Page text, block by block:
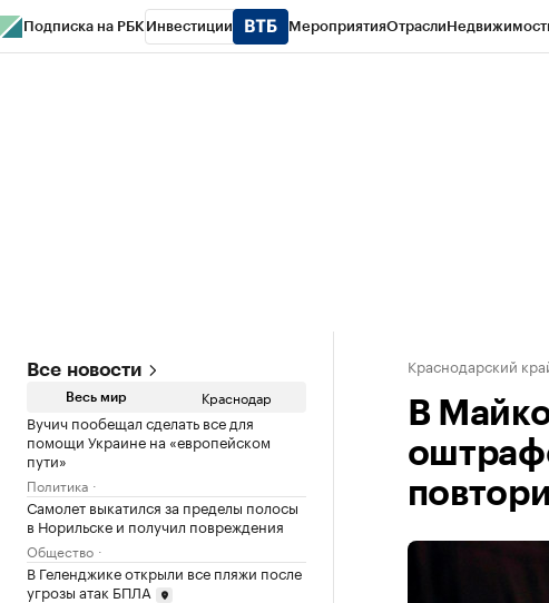
Подписка на РБК Инвестиции МероприятияОтрасли
Все новости
Весь мир Краснодар
Вучич пообещал сделать все для
помощи Украине на «европейском
пути»
Политика
Самолет выкатился за пределы полосы
в Норильске и получил повреждения
Общество
В Геленджике открыли все пляжи после
угрозы атак БПЛА
Краснодарский
В